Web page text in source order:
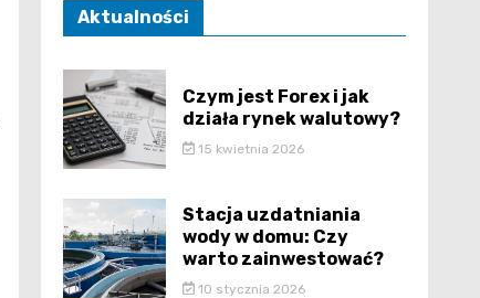
Aktualności
Czym jest Forex i jak
działa rynek walutowy?
15 kwietnia 2026
Stacja uzdatniania
wody w domu: Czy
warto zainwestować?
10 stycznia 2026